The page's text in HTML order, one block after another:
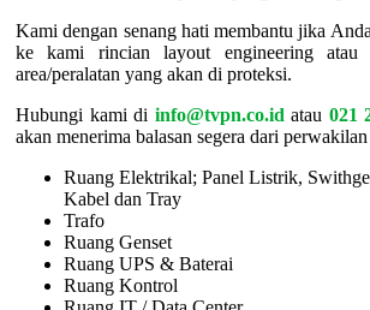
Kami dengan senang hati membantu jika
ke kami rincian layout engineering atau
area/peralatan yang akan di proteksi.
Hubungi kami di info@tvpn.co.id atau 021
akan menerima balasan segera dari
Ruang Elektrikal; Panel Listrik,
Kabel dan Tray
Trafo
Ruang Genset
Ruang UPS & Baterai
Ruang Kontrol